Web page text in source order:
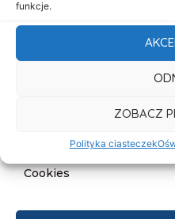
funkcje.
ZOBACZ
Polityka ciasteczek
Aktualności
Klauzula informacyjna
Polityka prywatności
Cookies